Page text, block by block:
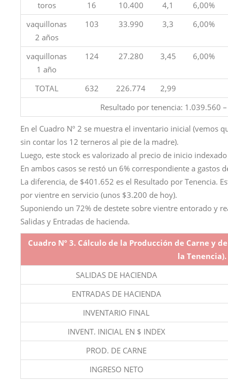
toros
16 10.400 4,1
6,00%
vaquillonas
2 años
103 33.990 3,3 6,00%
vaquillonas
1 año
124 27.280 3,45 6,00%
TOTAL 632 226.774
2,99
Resultado por tenencia: 1.039.560
En el Cuadro Nº 2 se muestra el inventario inicial (vemos
sin contar los 12 terneros al pie de la madre).
Luego, este stock es valorizado al precio de inicio
En ambos casos se restó un 6% correspondiente a gastos
La diferencia, de $401.652 es el Resultado por Tenencia.
por vientre en servicio (unos $3.200 de hoy).
Suponiendo un 72% de destete sobre vientre entorado y
Salidas y Entradas de hacienda.
Cuadro Nº 3. Cálculo de la Producción de Carne y
la Tenencia).
SALIDAS DE HACIENDA
ENTRADAS DE HACIENDA
INVENTARIO FINAL
INVENT. INICIAL EN $ INDEX
PROD. DE CARNE
INGRESO NETO